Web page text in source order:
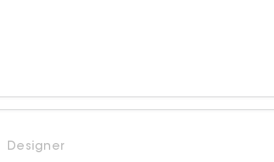
Designer